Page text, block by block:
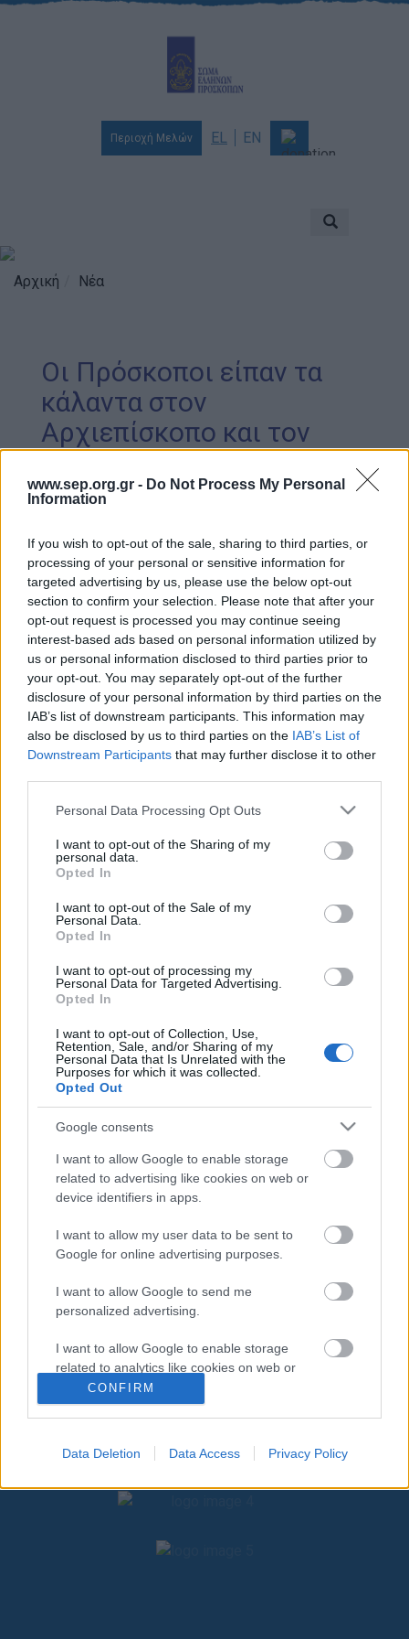
www.sep.org.gr - Do Not Process My Personal
Information
If you wish to opt-out of the sale, sharing to third parties, or
processing of your personal or sensitive information for
targeted advertising by us, please use the below opt-out
section to confirm your selection. Please note that after your
opt-out request is processed you may continue seeing
interest-based ads based on personal information utilized by
us or personal information disclosed to third parties prior to
your opt-out. You may separately opt-out of the further
disclosure of your personal information by third parties on the
IAB’s list of downstream participants. This information may
also be disclosed by us to third parties on the IAB’s List of
Downstream Participants that may further disclose it to other
Please note that this website/app uses one or more Google
not limited to your visit or usage behaviour. You may click to
grant or deny consent to Google and its third-party tags to
use your data for below specified purposes in below Google
consent section.
Personal Data Processing Opt Outs
I want to opt-out of the Sharing of my
personal data.
Opted In
I want to opt-out of the Sale of my
Personal Data.
Opted In
I want to opt-out of processing my
Personal Data for Targeted Advertising.
Opted In
I want to opt-out of Collection, Use,
Retention, Sale, and/or Sharing of my
Personal Data that Is Unrelated with the
Purposes for which it was collected.
Opted Out
Google consents
I want to allow Google to enable storage
related to advertising like cookies on web or
device identifiers in apps.
I want to allow my user data to be sent to
Google for online advertising purposes.
I want to allow Google to send me
personalized advertising.
I want to allow Google to enable storage
related to analytics like cookies on web or
device identifiers in apps.
related to functionality of the website or app.
related to personalization.
I want to allow Google to enable storage
related to security, including authentication
CONFIRM
Data Deletion Data Access Privacy Policy
Περιοχή Μελών EL EN
Προσκοπισμός
Χορηγοί & Υποστηρικτές
Βραβεία & Διακρίσεις
Απολογισμός Έργου
Η Προσκοπική Μέθοδος
Μάθηση στην Πράξη
Στόχοι Βιώσιμης Ανάπτυξης
Earth Tribe
Ομάδα Διάσωσης Άγριας Ζωής
#HeForShe
Πώς να συμμετέχετε
Βρείτε μας
Νέα
Blog
Ευκαιρίες Καριέρας
Επικοινωνία
Media Center
Δελτία Τύπου
Φωτογραφικό Υλικό
Λογότυπα
Αρχική Νέα
Οι Πρόσκοποι είπαν τα
κάλαντα στον
Αρχιεπίσκοπο και τον
Δημοκρατίας
Γενική Εφορεία
Ημ/νια Έκδοσης:05/01/2017
Νέο
Αντιπροσωπεία Προσκόπων από το 3 Π Άρεως
της Αθήνας επισκέφθηκε την Παραμονή των
Χριστουγέννων την Αρχιεπισκοπή Αθηνών για να
ψάλει τα κάλαντα στον Μακαριώτατο Αρχιεπίσκοπο
Αρχιεπίσκοπος μας έδωσε την ευλογία του, μας
ευχήθηκε Καλές Γιορτές και αποδέχθηκε το
αναμνηστικό που του προσφέραμε.
Φιλοθέης και ο Αναπληρωτής Γενικός Έφορος του
Σ.Ε.Π. κ. Δ. Μανίκης, επισκέφθηκαν την Παραμονή της
Πρωτοχρονιάς, τον Πρόεδρο της Ελληνικής
Δημοκρατίας κύριο Προκόπιο Παυλόπουλο για να
ανταλλάξουν ευχές και να ψάλουν τα καθιερωμένα
Κάλαντα.
O Πρόεδρος της Δημοκρατίας προσέφερε το γούρι
του 2017 της Προεδρίας και συνεχάρη για την
παρουσία τους όλα τα μέλη αντιπροσωπείας,
ευχήθηκε Καλή Χρονιά με Υγεία και Επιτυχίες και
προέτρεψε όλα μέλη της Προσκοπικής Κίνησης να
συνεχίσουν το έργο προσφοράς κι αλληλεγγύης.